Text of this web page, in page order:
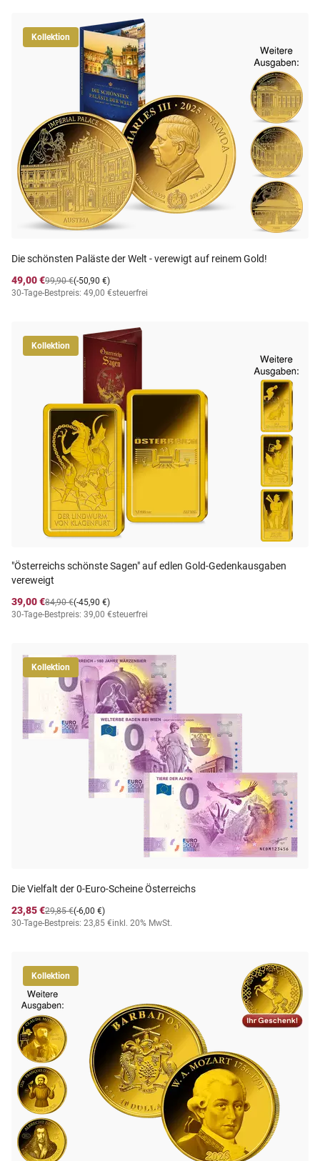
Kollektion
Die schönsten Paläste der Welt - verewigt auf reinem Gold!
49,00 €
(-50,90 €)
99,90 €
30-Tage-Bestpreis: 49,00 €steuerfrei
Kollektion
"Österreichs schönste Sagen" auf edlen Gold-Gedenkausgaben
vereweigt
39,00 €
(-45,90 €)
84,90 €
30-Tage-Bestpreis: 39,00 €steuerfrei
Kollektion
Die Vielfalt der 0-Euro-Scheine Österreichs
23,85 €
(-6,00 €)
29,85 €
30-Tage-Bestpreis: 23,85 €inkl. 20% MwSt.
Kollektion